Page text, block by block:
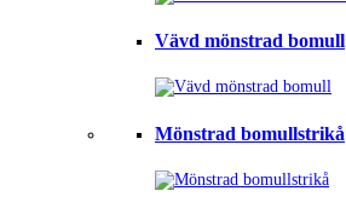
Vävd mönstrad bomull
Mönstrad bomullstrikå